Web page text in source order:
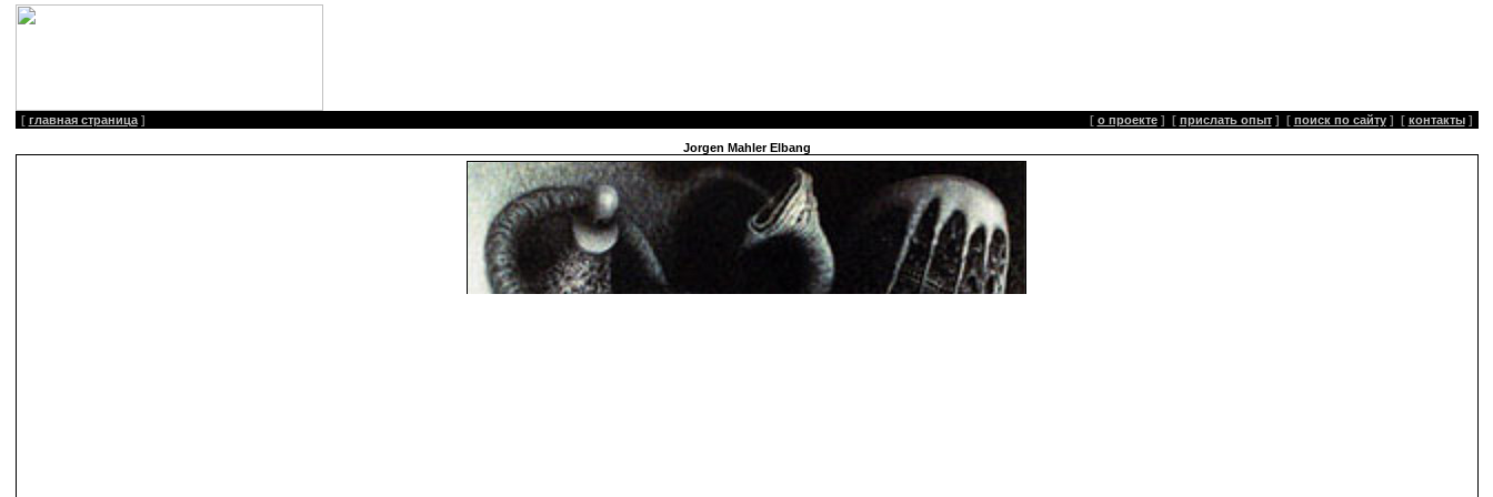
[ главная страница ] [ о проекте ] [ прислать опыт ] [ поиск по сайту ] [ контакты ]
Jorgen Mahler Elbang